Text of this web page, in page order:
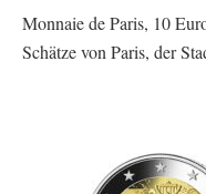
Monnaie de Paris, 10
Schätze von Paris, der